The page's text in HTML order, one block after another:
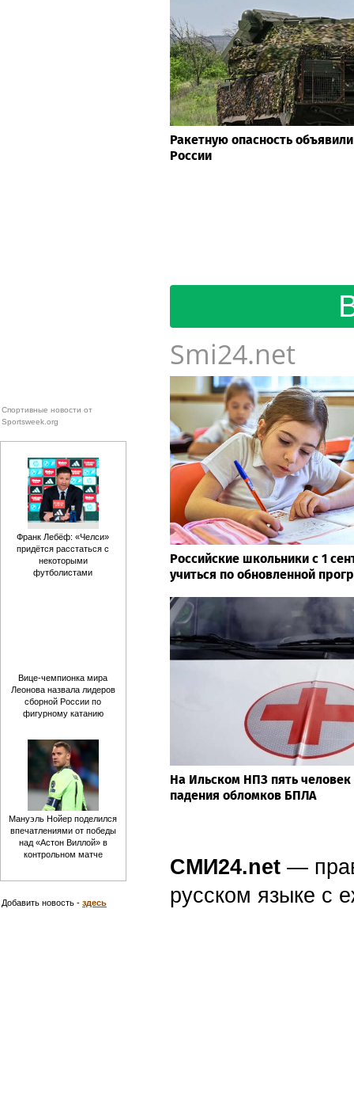
Ракетную опасность
России
Smi24.net
Российские школьники с 1
учиться по обновленной
На Ильском НПЗ пять человек
падения обломков БПЛА
СМИ24.net —
русском языке с
Спортивные новости от
Sportsweek.org
Франк Лебёф: «Челси»
придётся расстаться с
некоторыми
футболистами
Вице-чемпионка мира
Леонова назвала лидеров
сборной России по
фигурному катанию
Мануэль Нойер поделился
впечатлениями от победы
над «Астон Виллой» в
контрольном матче
Добавить новость - здесь